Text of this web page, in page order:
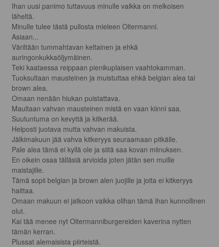
Ihan uusi panimo tuttavuus minulle vaikka on melkoisen
läheltä.
Minulle tulee tästä pullosta mieleen Oltermanni.
Asiaan...
Väriltään tummahtavan keltainen ja ehkä
auringonkukkaöljymäinen.
Teki kaataessa reippaan pienikuplaisen vaahtokamman.
Tuoksultaan mausteinen ja muistuttaa ehkä belgian alea tai
brown alea.
Omaan nenään hiukan puistattava.
Maultaan vahvan mausteinen mistä en vaan kiinni saa.
Suutuntuma on kevyttä ja kitkerää.
Helposti juotava mutta vahvan makuista.
Jälkimakuun jää vahva kitkeryys seuraamaan pitkälle.
Pale alea tämä ei kyllä ole ja siitä saa kovan miinuksen.
En oikein osaa tälläsiä arvioida joten jätän sen muille
maistajille.
Tämä sopii belgian ja brown alen juojille ja joita ei kitkeryys
haittaa.
Omaan makuun ei jatkoon vaikka olihan tämä ihan kunnollinen
olut.
Kai tää menee nyt Oltermanniburgereiden kaverina nytten
tämän kerran.
Plussat alemaisista piirteistä.